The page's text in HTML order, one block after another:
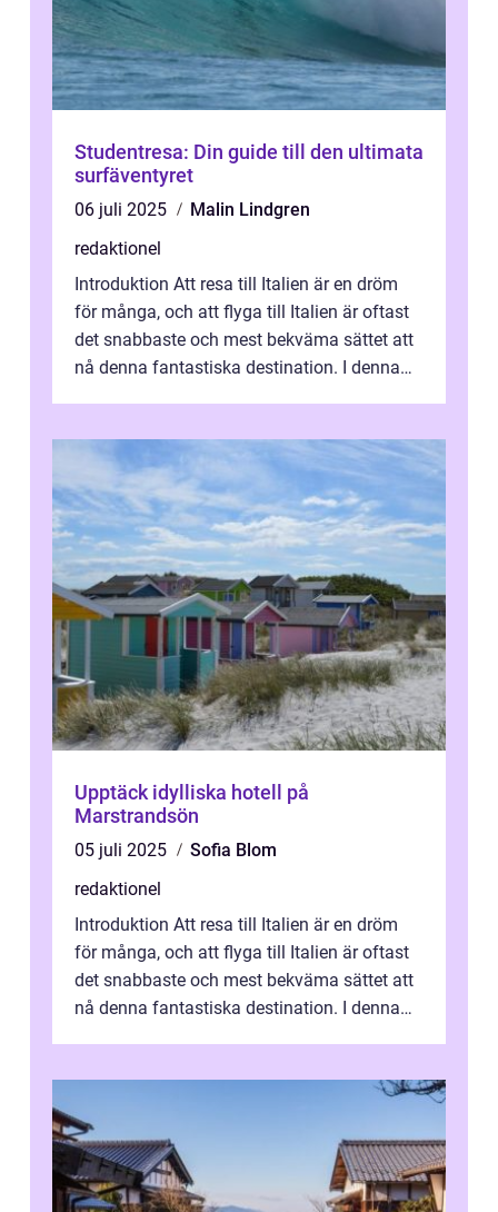
Studentresa: Din guide till den ultimata
surfäventyret
06 juli 2025
Malin Lindgren
redaktionel
Introduktion Att resa till Italien är en dröm
för många, och att flyga till Italien är oftast
det snabbaste och mest bekväma sättet att
nå denna fantastiska destination. I denna
Upptäck idylliska hotell på
Marstrandsön
05 juli 2025
Sofia Blom
redaktionel
Introduktion Att resa till Italien är en dröm
för många, och att flyga till Italien är oftast
det snabbaste och mest bekväma sättet att
nå denna fantastiska destination. I denna